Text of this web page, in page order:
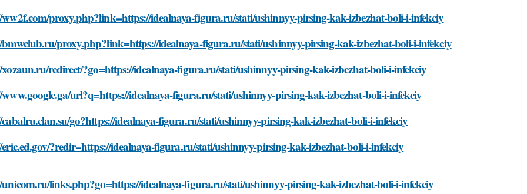
proxy.php?link=https://idealnaya-figura.ru/stati/ushinnyy-pirsing-kak-izbezhat-boli-i-infekciy
proxy.php?link=https://idealnaya-figura.ru/stati/ushinnyy-pirsing-kak-izbezhat-boli-i-infekciy
redirect/?go=https://idealnaya-figura.ru/stati/ushinnyy-pirsing-kak-izbezhat-boli-i-infekciy
url?q=https://idealnaya-figura.ru/stati/ushinnyy-pirsing-kak-izbezhat-boli-i-infekciy
go?https://idealnaya-figura.ru/stati/ushinnyy-pirsing-kak-izbezhat-boli-i-infekciy
?redir=https://idealnaya-figura.ru/stati/ushinnyy-pirsing-kak-izbezhat-boli-i-infekciy
links.php?go=https://idealnaya-figura.ru/stati/ushinnyy-pirsing-kak-izbezhat-boli-i-infekciy